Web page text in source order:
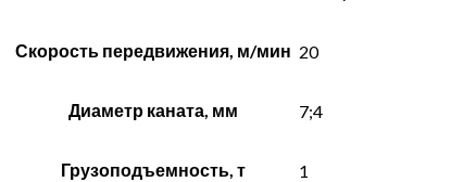
Скорость передвижения, м/мин 20
Диаметр каната, мм 7;4
Грузоподъемность, т 1